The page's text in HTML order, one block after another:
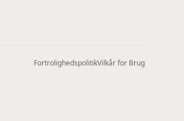
FortrolighedspolitikVilkår for Brug